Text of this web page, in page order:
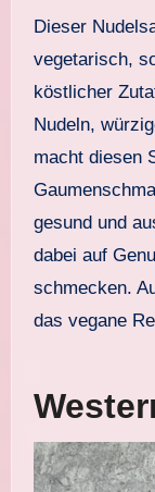
Dieser Nudelsalat ist nicht nur vegan und
vegetarisch,
köstlicher
Nudeln,
macht diesen
gesund und
dabei auf
schmecken.
das vegane